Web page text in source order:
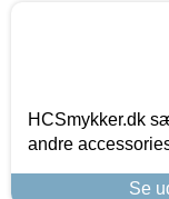
HCSmykker.dk
andre
Se